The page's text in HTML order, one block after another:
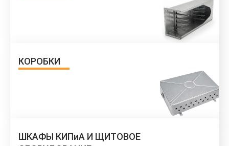
КОРОБКИ
ШКАФЫ КИПиА И ЩИТОВОЕ